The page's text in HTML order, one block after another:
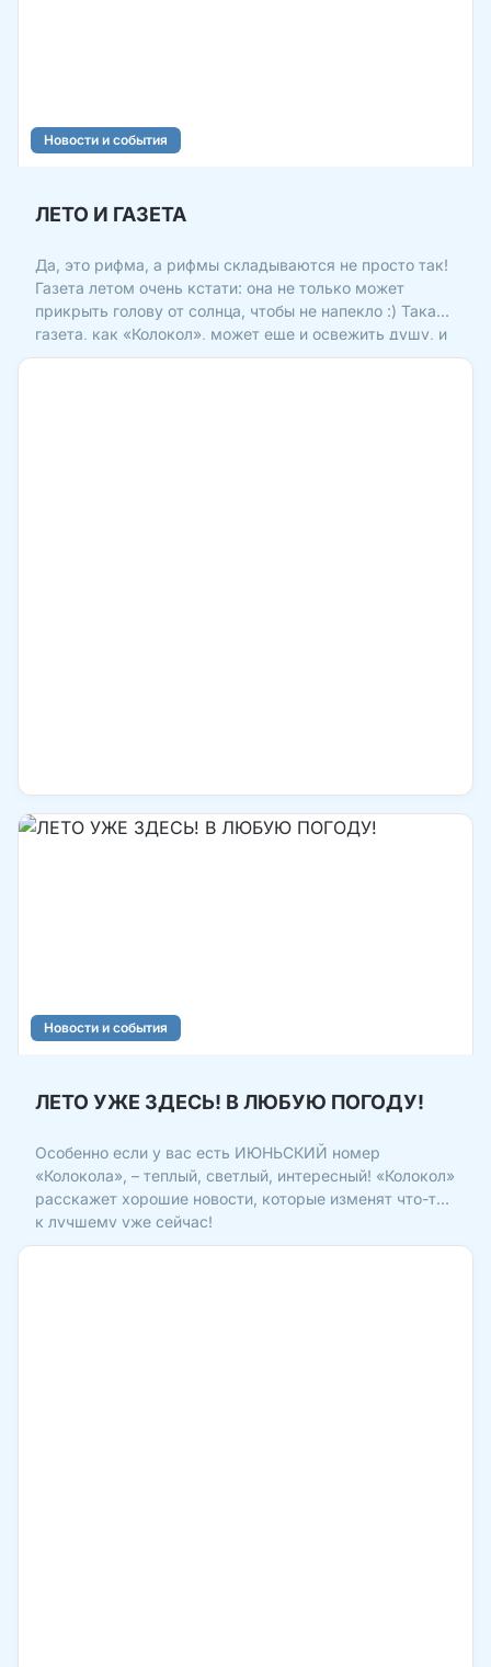
Новости и события
ЛЕТО И ГАЗЕТА
Да, это рифма, а рифмы складываются не просто так!
Газета летом очень кстати: она не только может
прикрыть голову от солнца, чтобы не напекло :) Такая
газета, как «Колокол», может еще и освежить душу, и
защитить ум от перегрева стрессовыми событиями
Новости и события
ЛЕТО УЖЕ ЗДЕСЬ! В ЛЮБУЮ ПОГОДУ!
Особенно если у вас есть ИЮНЬСКИЙ номер
«Колокола», – теплый, светлый, интересный! «Колокол»
расскажет хорошие новости, которые изменят что-то
к лучшему уже сейчас!